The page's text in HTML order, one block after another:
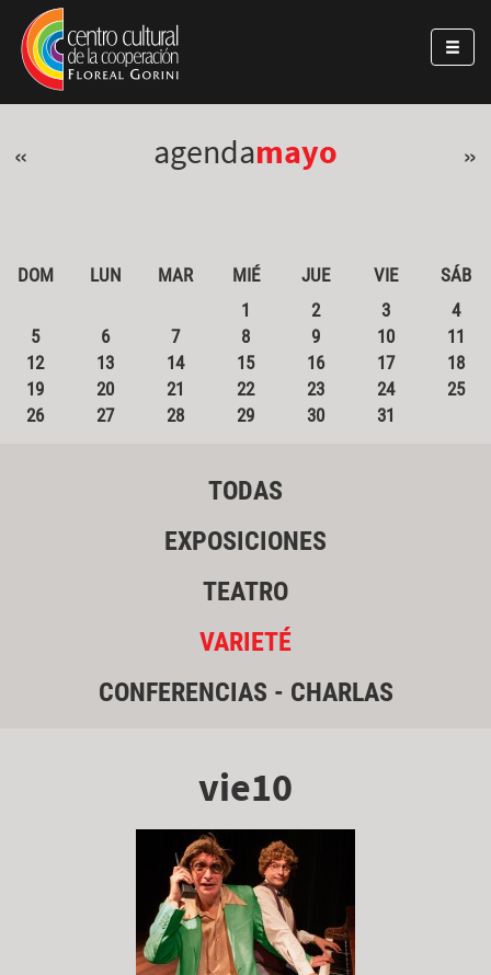
Pasar al contenido principal
Jump to main content
« agendamayo »
DOM LUN MAR MIÉ JUE VIE
SÁB
1
2 3
4
5
6 7 8 9 10
11
12
13 14 15 16 17
18
19
20 21 22 23 24
25
26
27 28 29 30 31
TODAS
EXPOSICIONES
TEATRO
VARIETÉ
CONFERENCIAS - CHARLAS
vie10